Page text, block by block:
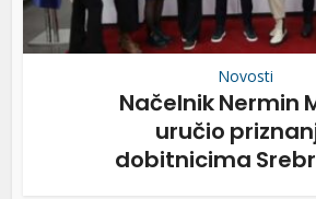
Novosti
Načelnik Nermin
uručio
dobitnicima